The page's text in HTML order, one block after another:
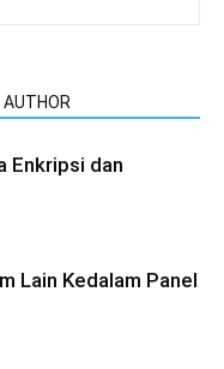
AUTHOR
Enkripsi dan
Lain Kedalam Panel